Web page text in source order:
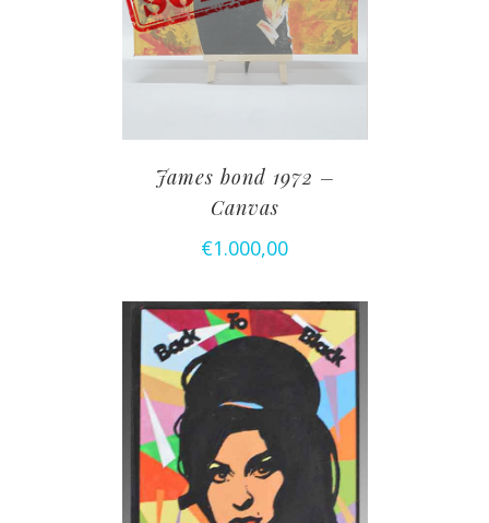
James bond 1972 –
Canvas
€1.000,00
TOEVOEGEN AAN
WINKELWAGEN